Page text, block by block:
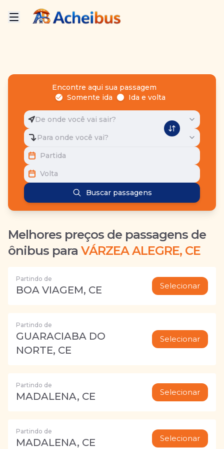
Encontre aqui sua passagem
Somente ida
Ida e volta
De onde você vai sair?
Para onde você vai?
Partida
Volta
Buscar passagens
Melhores preços de passagens de
ônibus para VÁRZEA ALEGRE, CE
Partindo de
BOA VIAGEM, CE Selecionar
Partindo de
GUARACIABA DO
NORTE, CE
Selecionar
Partindo de
MADALENA, CE Selecionar
Partindo de
MADALENA, CE Selecionar